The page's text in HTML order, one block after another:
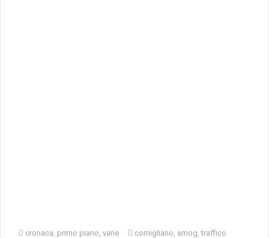
cronaca primo piano varie cornigliano smog ,traffico